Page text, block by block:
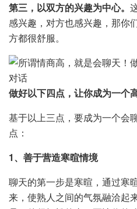
第三，以双方的兴趣为中心。
感兴趣，对方也感兴趣，那你
方都很舒服。
做好以下四点，让你成为一个
基于以上三点，要成为一个会
点：
1、善于营造寒暄情境
聊天的第一步是寒暄，通过寒
来，使熟人之间的气氛融洽起